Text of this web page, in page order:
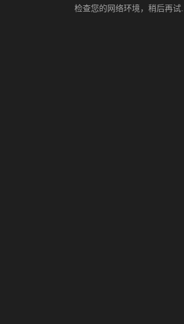
检查您的网络环境，稍后再试...